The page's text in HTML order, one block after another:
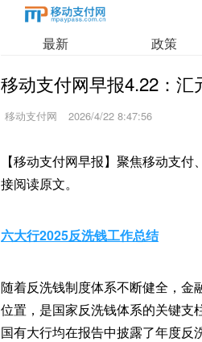
最新 政策
移动支付网早报4.22：汇
移动支付网 2026/4/22 8:47:56
【移动支付网早报】聚焦移动支
接阅读原文。
六大行2025反洗钱工作总结
随着反洗钱制度体系不断健全，金
位置，是国家反洗钱体系的关键支
国有大行均在报告中披露了年度